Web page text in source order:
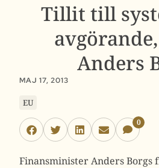
Tillit till
Anders
MAJ 17, 2013
EU
0
Finansminister Anders Borgs